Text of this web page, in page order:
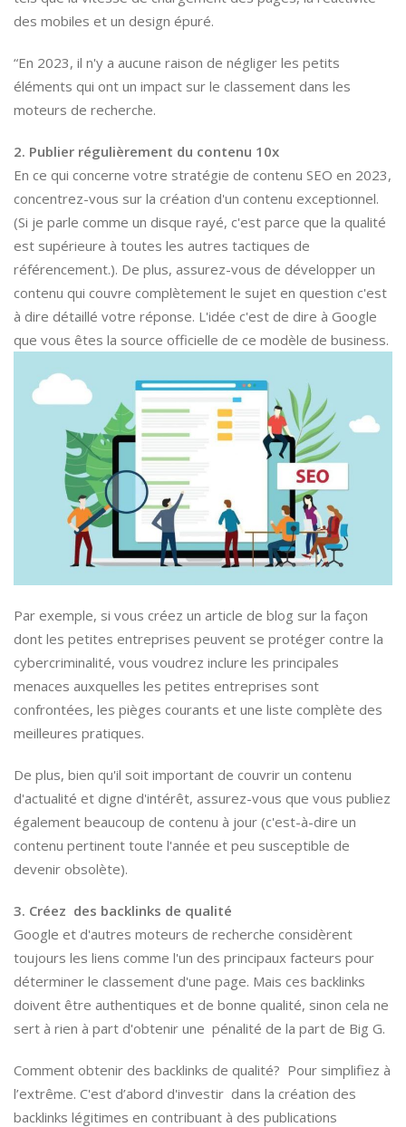
des mobiles et un design épuré.
“En 2023, il n'y a aucune raison de négliger les petits
éléments qui ont un impact sur le classement dans les
moteurs de recherche.
2. Publier régulièrement du contenu 10x
En ce qui concerne votre stratégie de contenu SEO en 2023,
concentrez-vous sur la création d'un contenu exceptionnel.
(Si je parle comme un disque rayé, c'est parce que la qualité
est supérieure à toutes les autres tactiques de
référencement.). De plus, assurez-vous de développer un
contenu qui couvre complètement le sujet en question c'est
à dire détaillé votre réponse. L'idée c'est de dire à Google
que vous êtes la source officielle de ce modèle de business.
Par exemple, si vous créez un article de blog sur la façon
dont les petites entreprises peuvent se protéger contre la
cybercriminalité, vous voudrez inclure les principales
menaces auxquelles les petites entreprises sont
confrontées, les pièges courants et une liste complète des
meilleures pratiques.
De plus, bien qu'il soit important de couvrir un contenu
d'actualité et digne d'intérêt, assurez-vous que vous publiez
également beaucoup de contenu à jour (c'est-à-dire un
contenu pertinent toute l'année et peu susceptible de
devenir obsolète).
3. Créez des backlinks de qualité
Google et d'autres moteurs de recherche considèrent
toujours les liens comme l'un des principaux facteurs pour
déterminer le classement d'une page. Mais ces backlinks
doivent être authentiques et de bonne qualité, sinon cela ne
sert à rien à part d'obtenir une pénalité de la part de Big G.
Comment obtenir des backlinks de qualité? Pour simplifiez à
l’extrême. C'est d’abord d'investir dans la création des
backlinks légitimes en contribuant à des publications